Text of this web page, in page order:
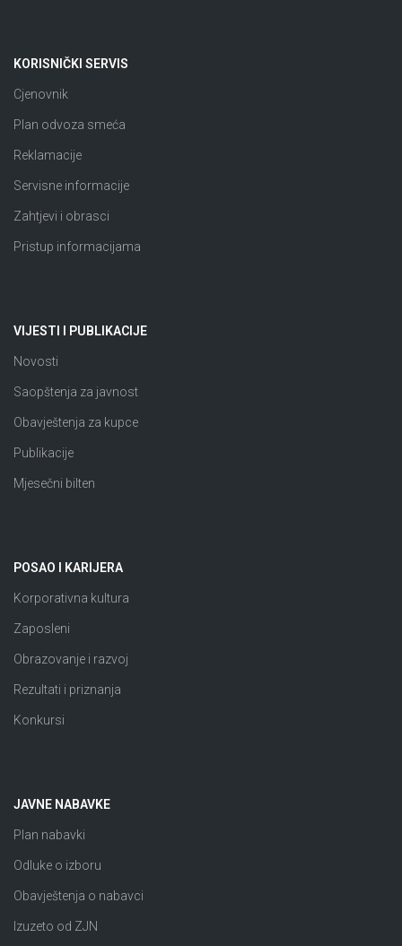
KORISNIČKI SERVIS
Cjenovnik
Plan odvoza smeća
Reklamacije
Servisne informacije
Zahtjevi i obrasci
Pristup informacijama
VIJESTI I PUBLIKACIJE
Novosti
Saopštenja za javnost
Obavještenja za kupce
Publikacije
Mjesečni bilten
POSAO I KARIJERA
Korporativna kultura
Zaposleni
Obrazovanje i razvoj
Rezultati i priznanja
Konkursi
JAVNE NABAVKE
Plan nabavki
Odluke o izboru
Obavještenja o nabavci
Izuzeto od ZJN